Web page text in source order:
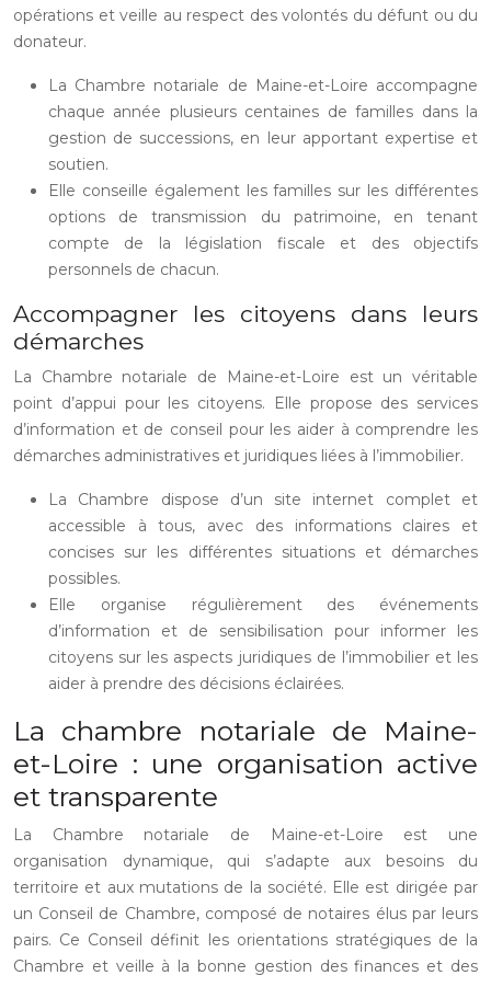
opérations et veille au respect des volontés du défunt ou du
donateur.
La Chambre notariale de Maine-et-Loire accompagne
chaque année plusieurs centaines de familles dans la
gestion de successions, en leur apportant expertise et
soutien.
Elle conseille également les familles sur les différentes
options de transmission du patrimoine, en tenant
compte de la législation fiscale et des objectifs
personnels de chacun.
Accompagner les citoyens dans leurs
démarches
La Chambre notariale de Maine-et-Loire est un véritable
point d’appui pour les citoyens. Elle propose des services
d’information et de conseil pour les aider à comprendre les
démarches administratives et juridiques liées à l’immobilier.
La Chambre dispose d’un site internet complet et
accessible à tous, avec des informations claires et
concises sur les différentes situations et démarches
possibles.
Elle organise régulièrement des événements
d’information et de sensibilisation pour informer les
citoyens sur les aspects juridiques de l’immobilier et les
aider à prendre des décisions éclairées.
La chambre notariale de Maine-
et-Loire : une organisation active
et transparente
La Chambre notariale de Maine-et-Loire est une
organisation dynamique, qui s’adapte aux besoins du
territoire et aux mutations de la société. Elle est dirigée par
un Conseil de Chambre, composé de notaires élus par leurs
pairs. Ce Conseil définit les orientations stratégiques de la
Chambre et veille à la bonne gestion des finances et des